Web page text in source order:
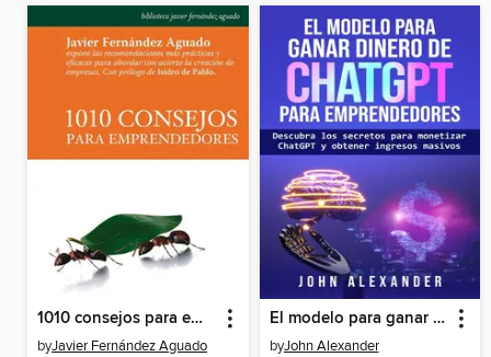
1010 consejos para emprendedores
byJavier Fernández Aguado
El modelo para ganar dinero de ChatGPT para emprendedores
byJohn Alexander